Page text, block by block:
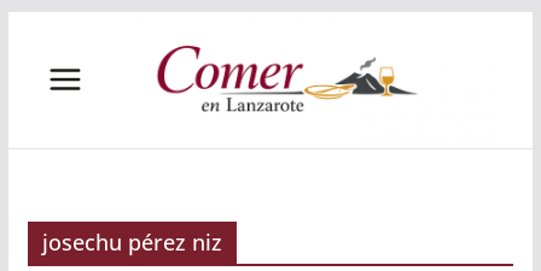
contenido
josechu pérez niz